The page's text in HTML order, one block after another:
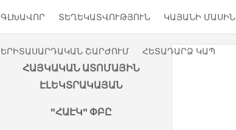
ԳԼԽԱՎՈՐ ՏԵՂԵԿԱՏՎՈՒԹՅՈՒՆ ԿԱՅԱՆԻ ՄԱՍԻՆ
ԵՐԻՏԱՍԱՐԴԱԿԱՆ ՇԱՐԺՈՒՄ ՀԵՏԱԴԱՐՁ ԿԱՊ
ՀԱՅԿԱԿԱՆ ԱՏՈՄԱՅԻՆ
ԷԼԵԿՏՐԱԿԱՅԱՆ
"ՀԱԷԿ" ՓԲԸ